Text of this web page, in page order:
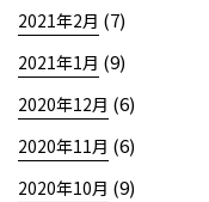
2021年2月 (7)
2021年1月 (9)
2020年12月 (6)
2020年11月 (6)
2020年10月 (9)